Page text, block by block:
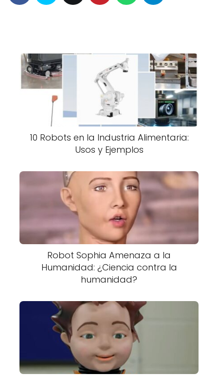
10 Robots en la Industria Alimentaria:
Usos y Ejemplos
Robot Sophia Amenaza a la
Humanidad: ¿Ciencia contra la
humanidad?